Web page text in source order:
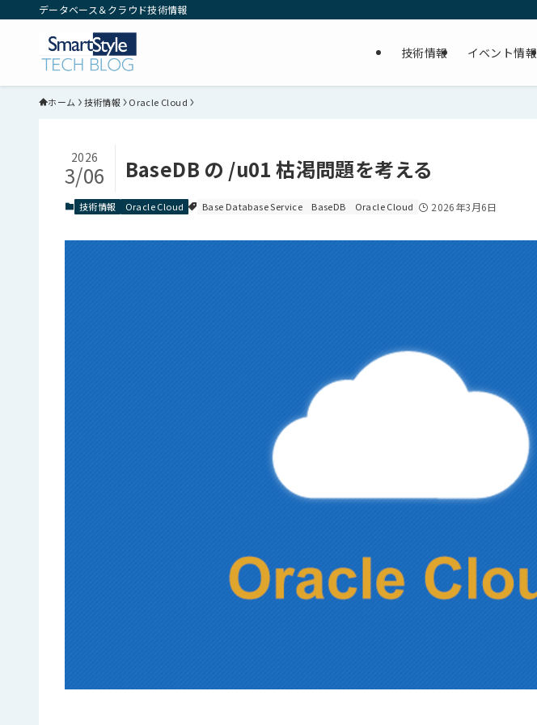
データベース＆クラウド技術情報
技術情報 イベント情報
ホーム 技術情報 Oracle Cloud
BaseDB の /u01 枯渇問題を考える
2026
3/06
技術情報 Oracle Cloud Base Database Service BaseDB Oracle Cloud 2026年3月6日